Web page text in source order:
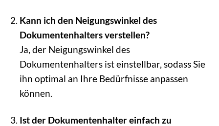
Kann ich den Neigungswinkel des
Dokumentenhalters verstellen?
Ja, der Neigungswinkel des
Dokumentenhalters ist einstellbar, sodass Sie
ihn optimal an Ihre Bedürfnisse anpassen
können.
Ist der Dokumentenhalter einfach zu